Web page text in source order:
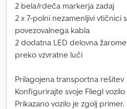
2 bela/rdeča markerja zadaj
2 x 7-polni nezamenljivi vtičnici
povezovalnega kabla
2 dodatna LED delovna
preko vzvratne luči
Prilagojena transportna rešitev
Konfigurirajte svoje Fliegl
Prikazano vozilo je zgolj